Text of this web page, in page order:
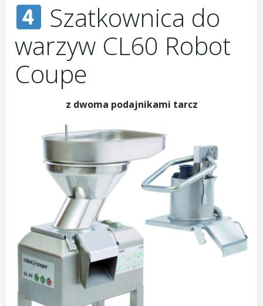
Szatkownica do
warzyw CL60 Robot
Coupe
z dwoma podajnikami tarcz